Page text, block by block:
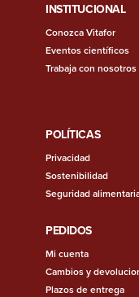
INSTITUCIONAL
Conozca Vitafor
Eventos científicos
Trabaja con nosotros
POLÍTICAS
Privacidad
Sostenibilidad
Seguridad
PEDIDOS
Mi cuenta
Cambios y
Plazos de entrega